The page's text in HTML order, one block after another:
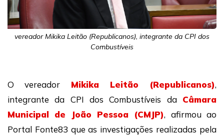
vereador Mikika Leitão (Republicanos), integrante da CPI dos
Combustíveis
O vereador Mikika Leitão (Republicanos),
integrante da CPI dos Combustíveis da Câmara
Municipal de João Pessoa (CMJP), afirmou ao
Portal Fonte83 que as investigações realizadas pela